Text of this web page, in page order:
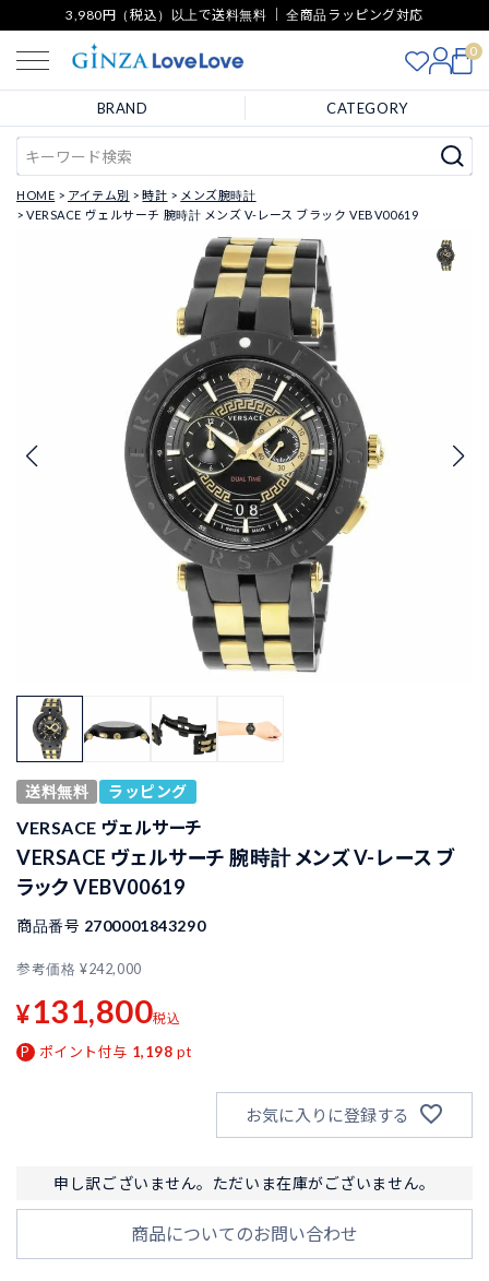
3,980円（税込）以上で送料無料 ｜ 全商品ラッピング対応
0
BRAND CATEGORY
HOME アイテム別 時計
メンズ腕時計
VERSACE ヴェルサーチ 腕時計 メンズ V-レース ブラック VEBV00619
送料無料 ラッピング
VERSACE ヴェルサーチ
VERSACE ヴェルサーチ 腕時計 メンズ V-レース ブ
ラック VEBV00619
商品番号 2700001843290
参考価格 ¥242,000
¥131,800税込
ポイント付与 1,198 pt
お気に入りに登録する
申し訳ございません。ただいま在庫がございません。
商品についてのお問い合わせ